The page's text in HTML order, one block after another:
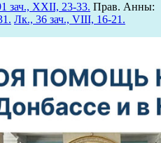
зач., XXII, 23-33. Прав. Анны:
Лк., 36 зач., VIII, 16-21.